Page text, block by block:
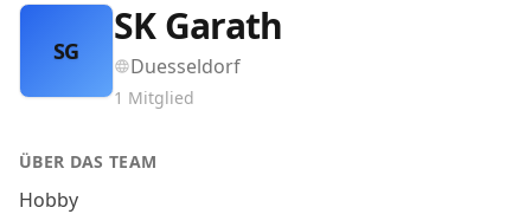
SG
SK Garath
Duesseldorf
1 Mitglied
ÜBER DAS TEAM
Hobby